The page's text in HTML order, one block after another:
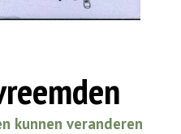
kunnen veranderen